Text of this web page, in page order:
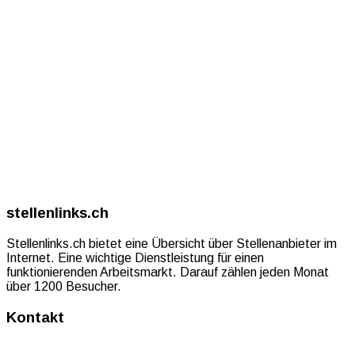
stellenlinks.ch
Stellenlinks.ch bietet eine Übersicht über Stellenanbieter im
Internet. Eine wichtige Dienstleistung für einen
funktionierenden Arbeitsmarkt. Darauf zählen jeden Monat
über 1200 Besucher.
Kontakt